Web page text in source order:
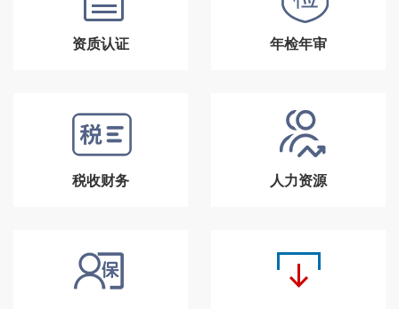
资质认证 年检年审
税收财务 人力资源